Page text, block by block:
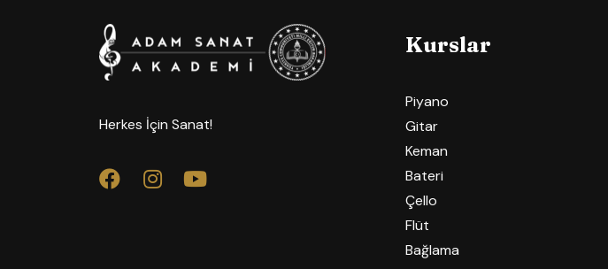
Herkes İçin Sanat!
Kurslar
Piyano
Gitar
Keman
Bateri
Çello
Flüt
Bağlama